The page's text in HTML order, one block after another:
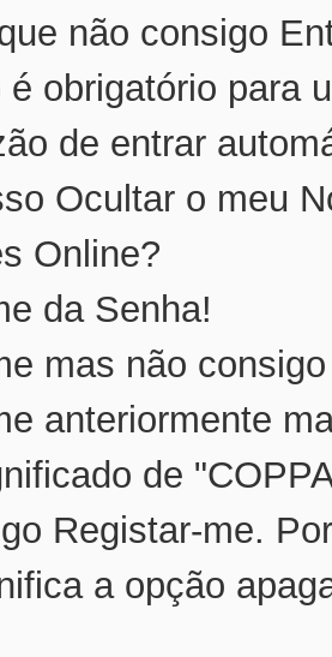
não consigo
é obrigatório para
de entrar
Ocultar o meu
Online?
da Senha!
mas não
anteriormente
de
Registar-me.
a opção